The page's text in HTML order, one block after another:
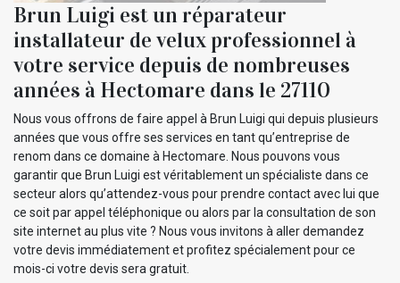
Brun Luigi est un réparateur
installateur de velux professionnel à
votre service depuis de nombreuses
années à Hectomare dans le 27110
Nous vous offrons de faire appel à Brun Luigi qui depuis plusieurs
années que vous offre ses services en tant qu’entreprise de
renom dans ce domaine à Hectomare. Nous pouvons vous
garantir que Brun Luigi est véritablement un spécialiste dans ce
secteur alors qu’attendez-vous pour prendre contact avec lui que
ce soit par appel téléphonique ou alors par la consultation de son
site internet au plus vite ? Nous vous invitons à aller demandez
votre devis immédiatement et profitez spécialement pour ce
mois-ci votre devis sera gratuit.